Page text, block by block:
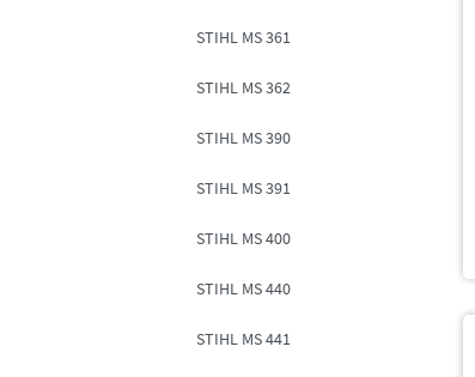
STIHL MS 361
STIHL MS 362
STIHL MS 390
STIHL MS 391
STIHL MS 400
STIHL MS 440
STIHL MS 441